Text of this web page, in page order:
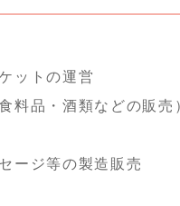
ットの運営
料品・酒類などの販売
ージ等の製造販売